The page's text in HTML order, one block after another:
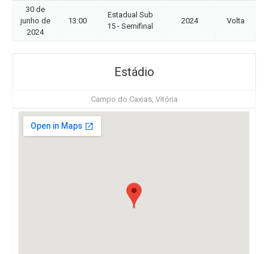
30 de
junho de
2024
13:00
Estadual Sub
15 - Semifinal
2024 Volta
Estádio
Campo do Caxias, Vitória